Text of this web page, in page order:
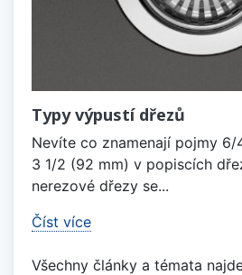
Typy výpustí dřezů
Nevíte co znamenají pojmy 6/
3 1/2 (92 mm) v popiscích
nerezové dřezy se...
Číst více
Všechny články a témata